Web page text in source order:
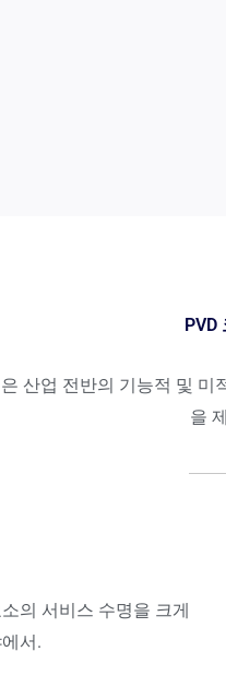
PVD
산업 전반의 기능적 및
을
의 서비스 수명을 크게
서.